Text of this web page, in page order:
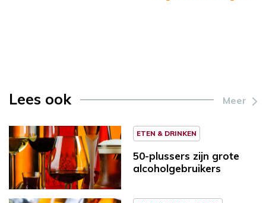
Lees ook Meer
ETEN & DRINKEN
50-plussers zijn grote
alcoholgebruikers